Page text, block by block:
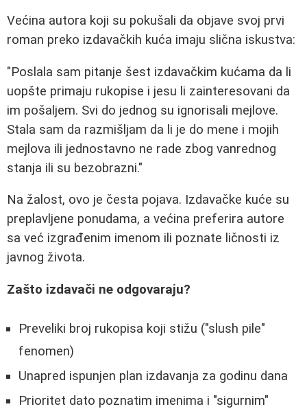
Većina autora koji su pokušali da objave svoj prvi
roman preko izdavačkih kuća imaju slična iskustva:
"Poslala sam pitanje šest izdavačkim kućama da li
uopšte primaju rukopise i jesu li zainteresovani da
im pošaljem. Svi do jednog su ignorisali mejlove.
Stala sam da razmišljam da li je do mene i mojih
mejlova ili jednostavno ne rade zbog vanrednog
stanja ili su bezobrazni."
Na žalost, ovo je česta pojava. Izdavačke kuće su
preplavljene ponudama, a većina preferira autore
sa već izgrađenim imenom ili poznate ličnosti iz
javnog života.
Zašto izdavači ne odgovaraju?
Preveliki broj rukopisa koji stižu ("slush pile"
fenomen)
Unapred ispunjen plan izdavanja za godinu dana
Prioritet dato poznatim imenima i "sigurnim"